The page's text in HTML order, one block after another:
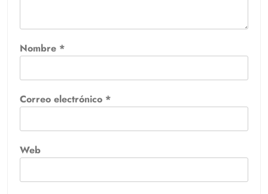
Nombre *
Correo electrónico *
Web